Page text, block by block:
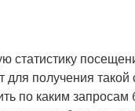
статистику
получения такой
по каким